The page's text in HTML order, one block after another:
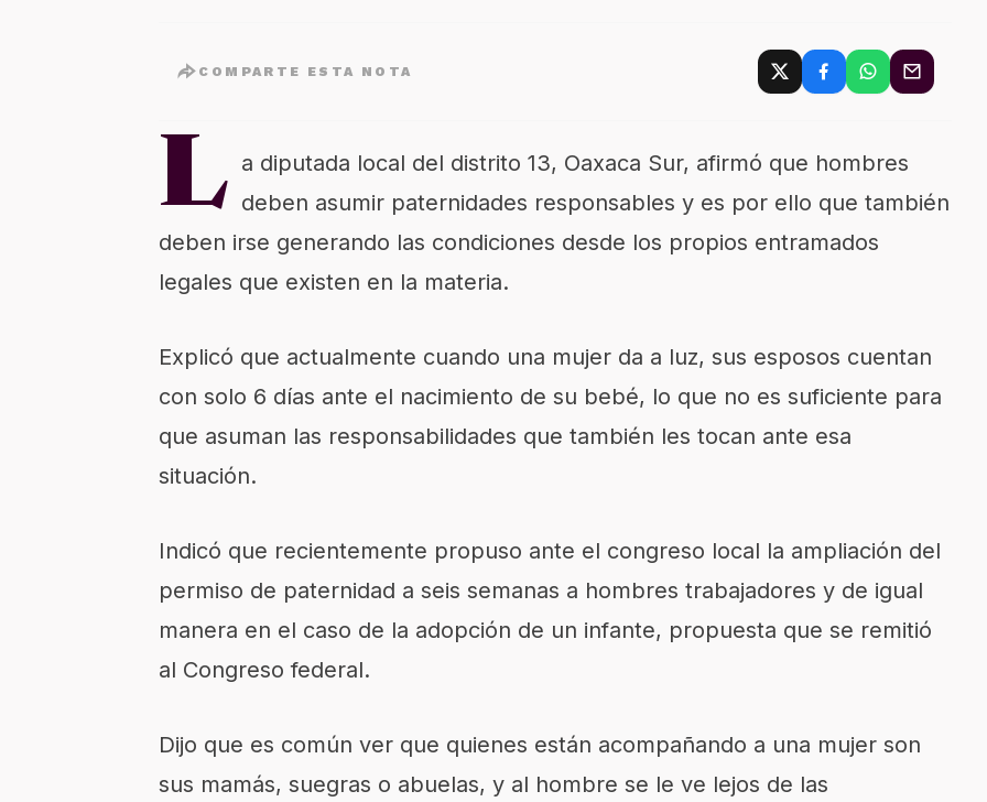
COMPARTE ESTA NOTA
L a diputada local del distrito 13, Oaxaca Sur, afirmó que hombres
deben asumir paternidades responsables y es por ello que también
deben irse generando las condiciones desde los propios entramados
legales que existen en la materia.
Explicó que actualmente cuando una mujer da a luz, sus esposos cuentan
con solo 6 días ante el nacimiento de su bebé, lo que no es suficiente para
que asuman las responsabilidades que también les tocan ante esa
situación.
Indicó que recientemente propuso ante el congreso local la ampliación del
permiso de paternidad a seis semanas a hombres trabajadores y de igual
manera en el caso de la adopción de un infante, propuesta que se remitió
al Congreso federal.
Dijo que es común ver que quienes están acompañando a una mujer son
sus mamás, suegras o abuelas, y al hombre se le ve lejos de las